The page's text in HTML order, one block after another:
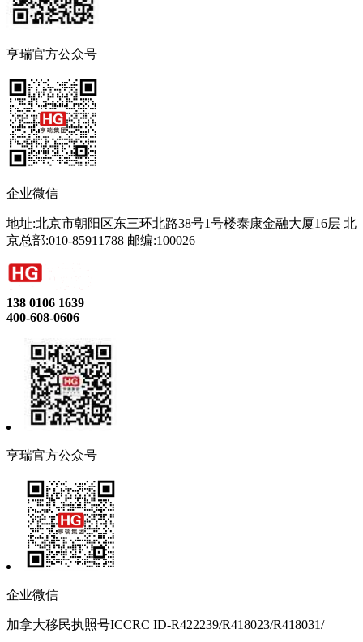
亨瑞官方公众号
企业微信
地址:北京市朝阳区东三环北路38号1号楼泰康金融大厦16层 北
京总部:010-85911788 邮编:100026
138 0106 1639
400-608-0606
亨瑞官方公众号
企业微信
加拿大移民执照号ICCRC ID-R422239/R418023/R418031/